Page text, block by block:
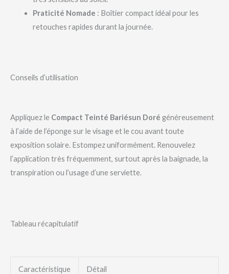
Praticité Nomade : Boîtier compact idéal pour les
retouches rapides durant la journée.
Conseils d’utilisation
Appliquez le Compact Teinté Bariésun Doré généreusement
à l’aide de l’éponge sur le visage et le cou avant toute
exposition solaire. Estompez uniformément. Renouvelez
l’application très fréquemment, surtout après la baignade, la
transpiration ou l’usage d’une serviette.
Tableau récapitulatif
Caractéristique Détail